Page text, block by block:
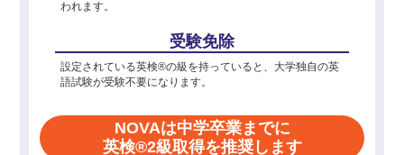
われます。
受験免除
設定されている英検®の級を持っていると、大学独自の英
語試験が受験不要になります。
NOVAは中学卒業までに
英検®2級取得を推奨します